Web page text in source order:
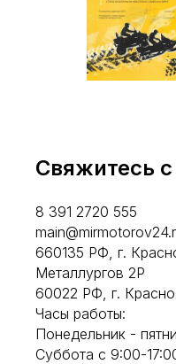
Свяжитесь
8 391 2720 555
660135 РФ, г.
Металлургов 2Р
60022 РФ, г.
Часы работы:
Понедельник -
Суббота с 9:00-